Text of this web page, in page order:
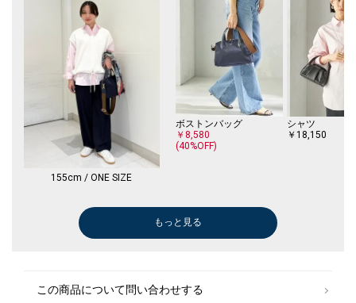
155cm / ONE SIZE
ボストンバッグ
￥8,580
(40%OFF)
シャツ
￥18,150
トートバッグ
トートバッグ
ショルダーバッグ
￥9,240
トートバッグ
Tシャツ/カットソー
もっと見る
この商品について問い合わせする